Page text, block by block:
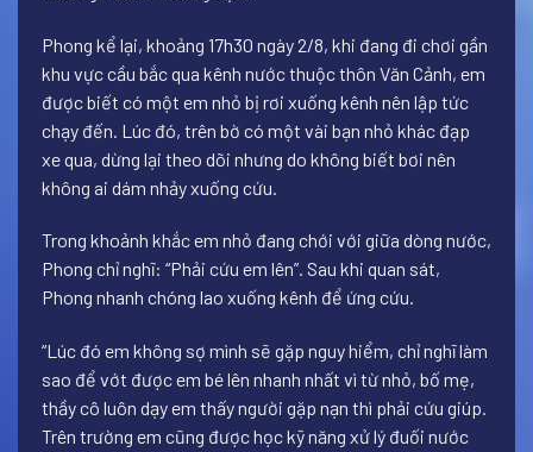
Phong kể lại, khoảng 17h30 ngày 2/8, khi đang đi chơi gần
khu vực cầu bắc qua kênh nước thuộc thôn Văn Cảnh, em
được biết có một em nhỏ bị rơi xuống kênh nên lập tức
chạy đến. Lúc đó, trên bờ có một vài bạn nhỏ khác đạp
xe qua, dừng lại theo dõi nhưng do không biết bơi nên
không ai dám nhảy xuống cứu.
Trong khoảnh khắc em nhỏ đang chới với giữa dòng nước,
Phong chỉ nghĩ: “Phải cứu em lên”. Sau khi quan sát,
Phong nhanh chóng lao xuống kênh để ứng cứu.
“Lúc đó em không sợ mình sẽ gặp nguy hiểm, chỉ nghĩ làm
sao để vớt được em bé lên nhanh nhất vì từ nhỏ, bố mẹ,
thầy cô luôn dạy em thấy người gặp nạn thì phải cứu giúp.
Trên trường em cũng được học kỹ năng xử lý đuối nước